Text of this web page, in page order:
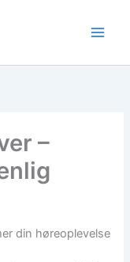
–
din høreoplevelse